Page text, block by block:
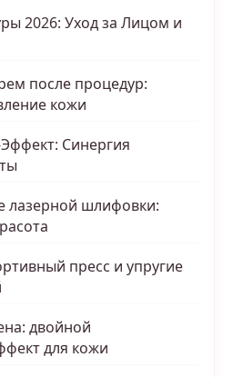
2026: Уход за Лицом и
после процедур:
кожи
Синергия
лазерной шлифовки:
пресс и упругие
двойной
для кожи